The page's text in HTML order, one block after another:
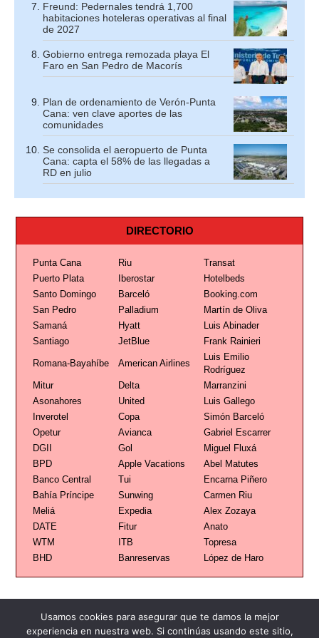
Freund: Pedernales tendrá 1,700
habitaciones hoteleras operativas al final
de 2027
Gobierno entrega remozada playa El
Faro en San Pedro de Macorís
Plan de ordenamiento de Verón-Punta
Cana: ven clave aportes de las
comunidades
Se consolida el aeropuerto de Punta
Cana: capta el 58% de las llegadas a
RD en julio
DIRECTORIO
Punta Cana Riu
Transat
Puerto Plata
Iberostar
Hotelbeds
Santo Domingo
Barceló
Booking.com
San Pedro
Palladium
Martín de Oliva
Samaná
Hyatt
Luis Abinader
Santiago
JetBlue Frank Rainieri
Romana-Bayahíbe American Airlines
Luis Emilio
Rodríguez
Mitur
Delta
Marranzini
Asonahores
United
Luis Gallego
Inverotel
Copa
Simón Barceló
Opetur
Avianca
Gabriel Escarrer
DGII
Gol
Miguel Fluxá
BPD
Apple Vacations
Abel Matutes
Banco Central
Tui
Encarna Piñero
Bahía Príncipe
Sunwing
Carmen Riu
Meliá
Expedia
Alex Zozaya
DATE
Fitur
Anato
WTM
ITB
Topresa
BHD
Banreservas López de Haro
Usamos cookies para asegurar que te damos la mejor
experiencia en nuestra web. Si continúas usando este sitio,